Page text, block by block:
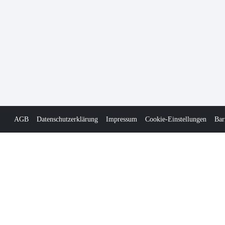
AGB Datenschutzerklärung Impressum Cookie-Einstellungen